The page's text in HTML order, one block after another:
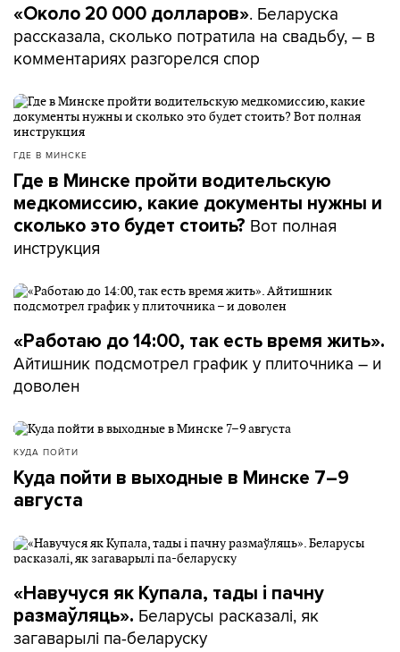
«Около 20 000 долларов». Беларуска
рассказала, сколько потратила на свадьбу, – в
комментариях разгорелся спор
ГДЕ В МИНСКЕ
Где в Минске пройти водительскую
медкомиссию, какие документы нужны и
сколько это будет стоить? Вот полная
инструкция
«Работаю до 14:00, так есть время жить».
Айтишник подсмотрел график у плиточника – и
доволен
КУДА ПОЙТИ
Куда пойти в выходные в Минске 7–9
августа
«Навучуся як Купала, тады і пачну
размаўляць». Беларусы расказалі, як
загаварылі па-беларуску